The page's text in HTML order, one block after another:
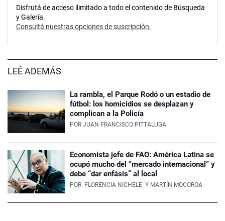
Disfrutá de acceso ilimitado a todo el contenido de Búsqueda
y Galería.
Consultá nuestras opciones de suscripción.
LEÉ ADEMÁS
La rambla, el Parque Rodó o un estadio de
fútbol: los homicidios se desplazan y
complican a la Policía
POR JUAN FRANCISCO PITTALUGA
Economista jefe de FAO: América Latina se
ocupó mucho del “mercado internacional” y
debe “dar enfásis” al local
POR FLORENCIA NICHELE Y MARTÍN MOCOROA